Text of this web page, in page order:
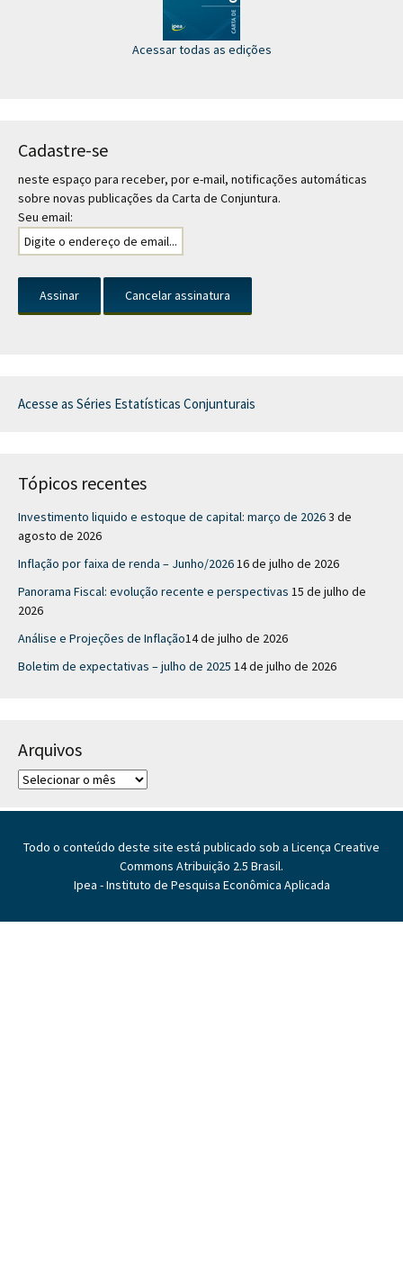
Acessar todas as edições
Cadastre-se
neste espaço para receber, por e-mail, notificações automáticas
sobre novas publicações da Carta de Conjuntura.
Seu email:
Acesse as Séries Estatísticas Conjunturais
Tópicos recentes
Investimento liquido e estoque de capital: março de 20263 de
agosto de 2026
Inflação por faixa de renda – Junho/202616 de julho de 2026
Panorama Fiscal: evolução recente e perspectivas 15 de julho de
2026
Análise e Projeções de Inflação​14 de julho de 2026
Boletim de expectativas – julho de 2025 14 de julho de 2026
Arquivos
A
q
Todo o conteúdo deste site está publicado sob a Licença Creative
Commons Atribuição 2.5 Brasil.
Ipea - Instituto de Pesquisa Econômica Aplicada